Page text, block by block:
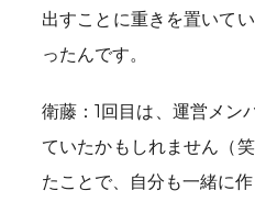
出すことに重きを置いて
ったんです。
衛藤：1回目は、運営メン
ていたかもしれません（
たことで、自分も一緒に